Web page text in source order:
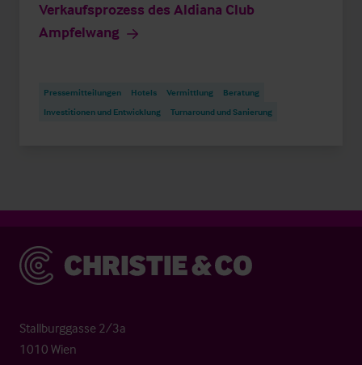
Verkaufsprozess des Aldiana Club
Ampfelwang
Pressemitteilungen Hotels Vermittlung
Beratung
Investitionen und Entwicklung
Turnaround und Sanierung
Christie & Co
Stallburggasse 2/3a
1010 Wien